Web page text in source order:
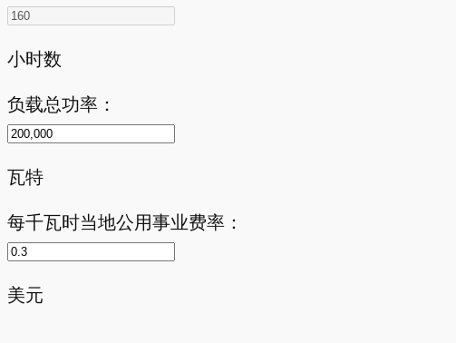
小时数
负载总功率：
瓦特
每千瓦时当地公用事业费率：
美元